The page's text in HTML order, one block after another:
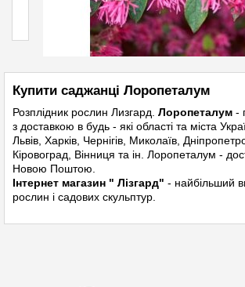
Купити саджанці Лоропеталум
Розплідник рослин Лизгард. Лоропеталум -
з доставкою в будь - які області та міста
Львів, Харків, Чернігів, Миколаїв,
Кіровоград, Вінниця та ін. Лоропеталум -
Новою Поштою.
Інтернет магазин " Лізгард" - найбільший
рослин і садових скульптур.